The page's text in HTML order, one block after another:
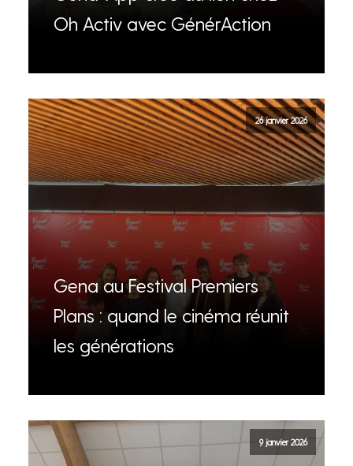
Oh Activ avec GénérAction
26 janvier 2026
Gena au Festival Premiers
Plans : quand le cinéma réunit
les générations
9 janvier 2026